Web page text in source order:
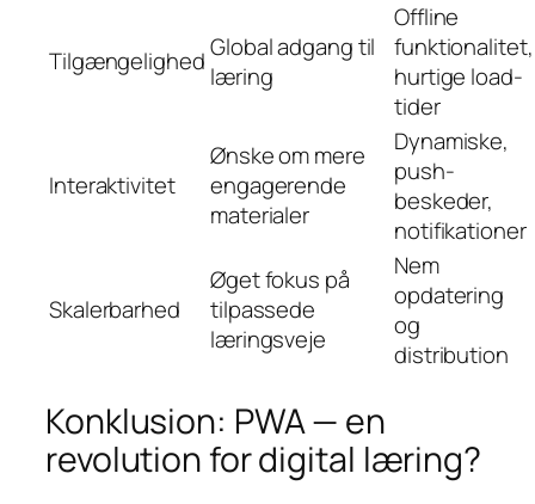
TilgængelighedGlobal adgang til
læring
Offline
funktionalitet,
hurtige load-
tider
Interaktivitet
Ønske om mere
engagerende
materialer
Dynamiske,
push-
beskeder,
notifikationer
Skalerbarhed
Øget fokus på
tilpassede
læringsveje
Nem
opdatering
og
distribution
Konklusion: PWA — en
revolution for digital læring?